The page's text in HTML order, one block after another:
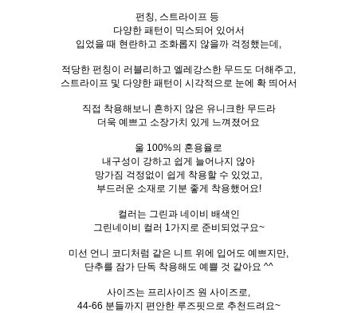
펀칭, 스트라이프 등
다양한 패턴이 믹스되어 있어서
입었을 때 현란하고 조화롭지 않을까 걱정했는데,
적당한 펀칭이 러블리하고 엘레강스한 무드도 더해주고,
스트라이프 및 다양한 패턴이 시각적으로 눈에 확 띄어서
직접 착용해보니 흔하지 않은 유니크한 무드라
더욱 예쁘고 소장가치 있게 느껴졌어요
울 100%의 혼용율로
내구성이 강하고 쉽게 늘어나지 않아
망가짐 걱정없이 쉽게 착용할 수 있었고,
부드러운 소재로 기분 좋게 착용했어요!
컬러는 그린과 네이비 배색인
그린네이비 컬러 1가지로 준비되었구요~
미선 언니 코디처럼 같은 니트 위에 입어도 예쁘지만,
단추를 잠가 단독 착용해도 예쁠 것 같아요 ^^
사이즈는 프리사이즈 원 사이즈로,
44-66 분들까지 편안한 루즈핏으로 추천드려요~